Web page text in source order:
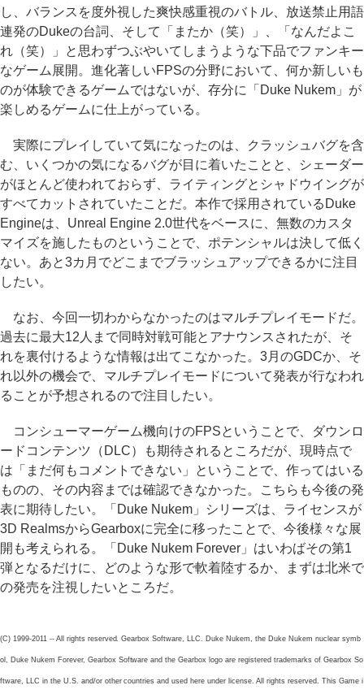
し、バランスを度外視した爽快感重視のバトル、放送禁止用語
連発のDukeの台詞、そして「またか（笑）」、「なんだよこ
れ（笑）」と思わずつぶやいてしまうような下品でファンキー
なゲーム展開。進化著しいFPSの分野において、何か新しいも
のが体験できるゲームではないが、存分に「Duke Nukem」が
楽しめるゲームに仕上がっている。
実際にプレイしていて気になったのは、クラッシュバグを含
む、いくつかの気になるバグが目に着いたことと、シェーダー
がほとんど使われておらず、ライティングとシャドウイングが
すべてカットされていたことだ。本作で採用されているDuke
Engineは、Unreal Engine 2.0世代をベースに、無数のカスタ
マイズを施したものということで、ポテンシャルは決して低く
ない。あと3カ月でどこまでブラッシュアップできるかに注目
したい。
なお、今回一切わからなかったのはマルチプレイモードだ。
過去に最大12人まで同時対戦可能とアナウンスされたが、そ
れを裏付けるような情報は出てこなかった。3月のGDCか、そ
れ以外の機会で、マルチプレイモードについて発表が行なわれ
ることが予想されるので注目したい。
コンシューマーゲーム機向けのFPSということで、ダウンロ
ードコンテンツ（DLC）も期待されるところだが、現時点で
は「まだ何もコメントできない」ということで、作ってはいる
ものの、その内容までは確認できなかった。こちらも今後の発
表に期待したい。「Duke Nukem」シリーズは、ライセンスが
3D RealmsからGearboxに完全に移ったことで、今後様々な展
開も考えられる。「Duke Nukem Forever」はいわばその第1
弾となるだけに、どのような形で軟着陸するか、まずは北米で
の発売を注視したいところだ。
(C) 1999-2011 -- All rights reserved. Gearbox Software, LLC. Duke Nukem, the Duke Nukem nuclear symb
ol, Duke Nukem Forever, Gearbox Software and the Gearbox logo are registered trademarks of Gearbox So
ftware, LLC in the U.S. and/or other countries and used here under license. All rights reserved. This Game i